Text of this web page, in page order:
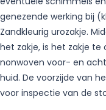
genezende werking bij
Zandkleurig urozakje.
het zakje, is het zakje
nonwoven voor- en
huid. De voorzijde van
voor inspectie van de